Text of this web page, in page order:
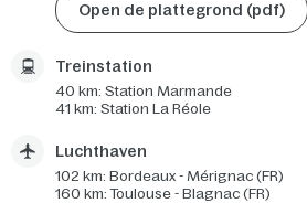
Open de plattegrond (pdf)
Treinstation
40 km: Station Marmande
41 km: Station La Réole
Luchthaven
102 km: Bordeaux - Mérignac (FR)
160 km: Toulouse - Blagnac (FR)